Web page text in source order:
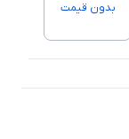
بدون قیمت